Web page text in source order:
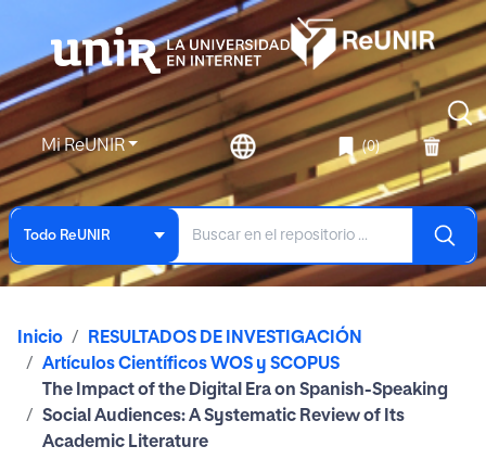
Mi ReUNIR (0)
Todo ReUNIR
Inicio
RESULTADOS DE INVESTIGACIÓN
Artículos Científicos WOS y SCOPUS
The Impact of the Digital Era on Spanish-Speaking
Social Audiences: A Systematic Review of Its
Academic Literature